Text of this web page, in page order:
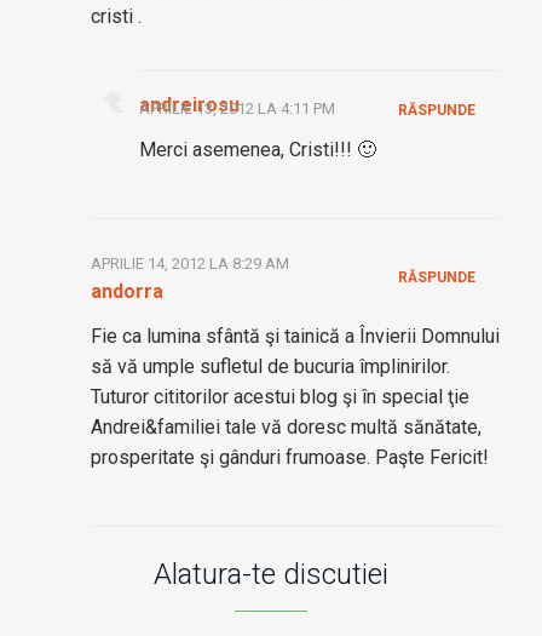
cristi .
andreirosu
APRILIE 13, 2012 LA 4:11 PM
Merci asemenea, Cristi!!! 🙂
RĂSPUNDE
andorra
APRILIE 14, 2012 LA 8:29 AM
Fie ca lumina sfântă şi tainică a Învierii Domnului
să vă umple sufletul de bucuria împlinirilor.
Tuturor cititorilor acestui blog şi în special ţie
Andrei&familiei tale vă doresc multă sănătate,
prosperitate şi gânduri frumoase. Paşte Fericit!
RĂSPUNDE
Alatura-te discutiei